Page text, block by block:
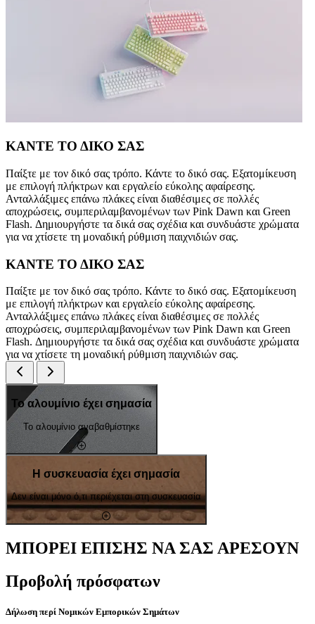
ΚΑΝΤΕ ΤΟ ΔΙΚΟ ΣΑΣ
Παίξτε με τον δικό σας τρόπο. Κάντε το δικό σας. Εξατομίκευση
με επιλογή πλήκτρων και εργαλείο εύκολης αφαίρεσης.
Ανταλλάξιμες επάνω πλάκες είναι διαθέσιμες σε πολλές
αποχρώσεις, συμπεριλαμβανομένων των Pink Dawn και Green
Flash. Δημιουργήστε τα δικά σας σχέδια και συνδυάστε χρώματα
για να χτίσετε τη μοναδική ρύθμιση παιχνιδιών σας.
ΚΑΝΤΕ ΤΟ ΔΙΚΟ ΣΑΣ
Παίξτε με τον δικό σας τρόπο. Κάντε το δικό σας. Εξατομίκευση
με επιλογή πλήκτρων και εργαλείο εύκολης αφαίρεσης.
Ανταλλάξιμες επάνω πλάκες είναι διαθέσιμες σε πολλές
αποχρώσεις, συμπεριλαμβανομένων των Pink Dawn και Green
Flash. Δημιουργήστε τα δικά σας σχέδια και συνδυάστε χρώματα
για να χτίσετε τη μοναδική ρύθμιση παιχνιδιών σας.
Το αλουμίνιο έχει σημασία
Το αλουμίνιο αναβαθμίστηκε
Η συσκευασία έχει σημασία
Δεν είναι μόνο ό,τι περιέχεται στη συσκευασία
ΜΠΟΡΕΙ ΕΠΙΣΗΣ ΝΑ ΣΑΣ ΑΡΕΣΟΥΝ
Προβολή πρόσφατων
Δήλωση περί Νομικών Εμπορικών Σημάτων